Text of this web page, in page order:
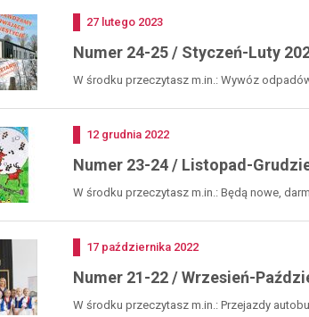
Dodano
27 lutego 2023
Numer 24-25 / Styczeń-Luty
W środku przeczytasz m.in.: Wywóz
Dodano
12 grudnia 2022
Numer 23-24 / Listopad-
W środku przeczytasz m.in.: Będą nowe,
Dodano
17 października 2022
Numer 21-22 / Wrzesień-
W środku przeczytasz m.in.: Przejazdy